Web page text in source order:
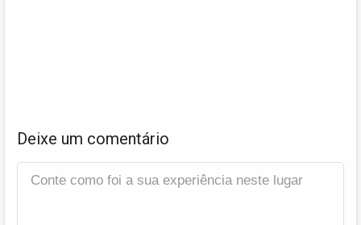
Deixe um comentário